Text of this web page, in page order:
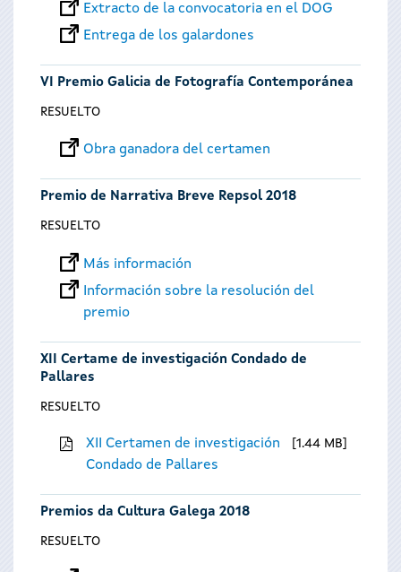
Extracto de la convocatoria en el DOG
Entrega de los galardones
VI Premio Galicia de Fotografía Contemporánea
RESUELTO
Obra ganadora del certamen
Premio de Narrativa Breve Repsol 2018
RESUELTO
Más información
Información sobre la resolución del
premio
XII Certame de investigación Condado de
Pallares
RESUELTO
XII Certamen de investigación
Condado de Pallares
1.44 MB
Premios da Cultura Galega 2018
RESUELTO